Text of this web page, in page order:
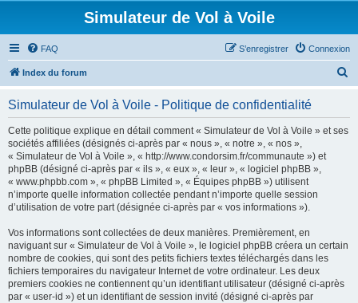
Simulateur de Vol à Voile
FAQ Connexion
S’enregistrer
Index du forum
Simulateur de Vol à Voile - Politique de confidentialité
Cette politique explique en détail comment « Simulateur de Vol à Voile » et ses
sociétés affiliées (désignés ci-après par « nous », « notre », « nos »,
« Simulateur de Vol à Voile », « http://www.condorsim.fr/communaute ») et
phpBB (désigné ci-après par « ils », « eux », « leur », « logiciel phpBB »,
« www.phpbb.com », « phpBB Limited », « Équipes phpBB ») utilisent
n’importe quelle information collectée pendant n’importe quelle session
d’utilisation de votre part (désignée ci-après par « vos informations »).
Vos informations sont collectées de deux manières. Premièrement, en
naviguant sur « Simulateur de Vol à Voile », le logiciel phpBB créera un certain
nombre de cookies, qui sont des petits fichiers textes téléchargés dans les
fichiers temporaires du navigateur Internet de votre ordinateur. Les deux
premiers cookies ne contiennent qu’un identifiant utilisateur (désigné ci-après
par « user-id ») et un identifiant de session invité (désigné ci-après par